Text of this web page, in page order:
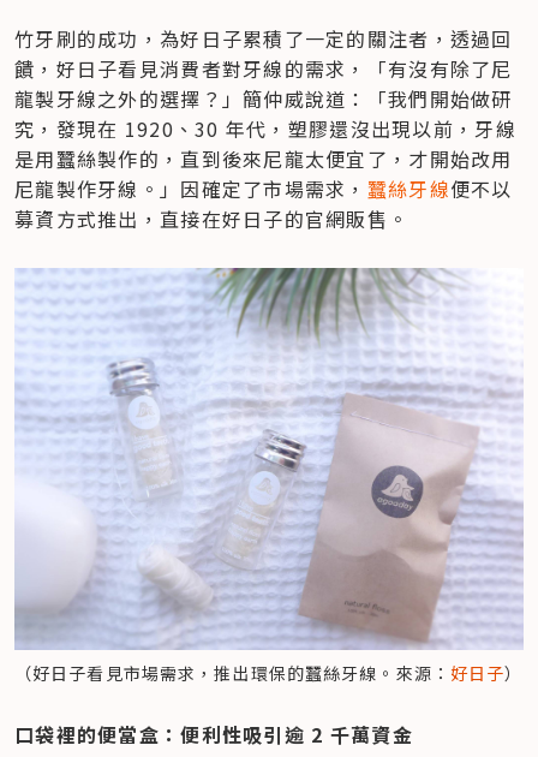
竹牙刷的成功，為好日子累積了一定的關注者，透過回
饋，好日子看見消費者對牙線的需求，「有沒有除了尼
龍製牙線之外的選擇？」簡仲威說道：「我們開始做研
究，發現在 1920、30 年代，塑膠還沒出現以前，牙線
是用蠶絲製作的，直到後來尼龍太便宜了，才開始改用
尼龍製作牙線。」因確定了市場需求， 蠶絲牙線便不以
募資方式推出，直接在好日子的官網販售。
（好日子看見市場需求，推出環保的蠶絲牙線。來源： 好日子）
口袋裡的便當盒：便利性吸引逾 2 千萬資金